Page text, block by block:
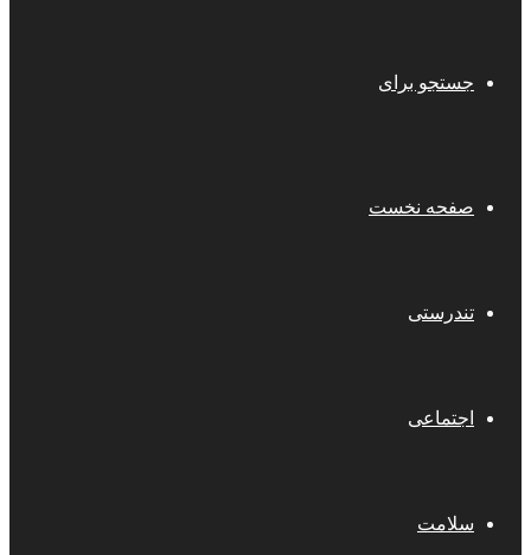
جستجو برای
صفحه نخست
تندرستی
اجتماعی
سلامت